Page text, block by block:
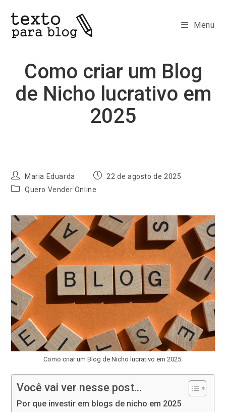
para
conteúdo
Menu
Como criar um Blog
de Nicho lucrativo em
2025
Autor
do
post:
Maria Eduarda
Post22 de agosto de 2025
Categoria
Quero Vender Online
Como criar um Blog de Nicho lucrativo em 2025.
Você vai ver nesse post...
Por que investir em blogs de nicho em 2025